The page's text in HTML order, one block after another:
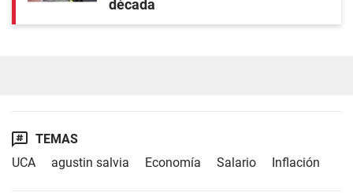
década
TEMAS
UCA
agustin salvia Economía Salario Inflación